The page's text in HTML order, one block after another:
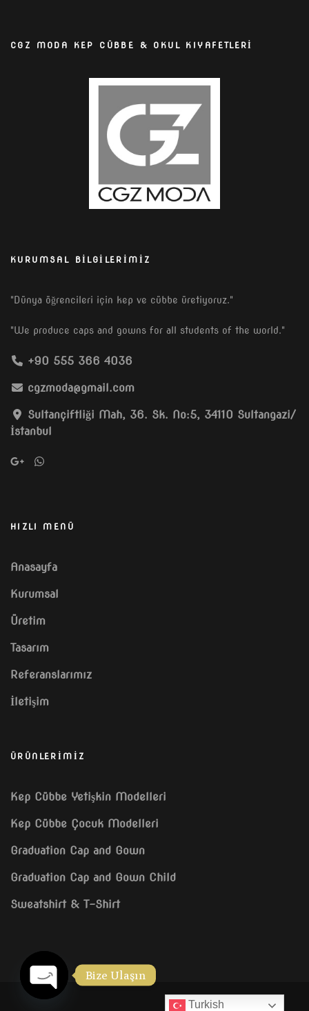
CGZ MODA KEP CÜBBE & OKUL KIYAFETLERİ
KURUMSAL BILGILERIMIZ
"Dünya öğrencileri için kep ve cübbe üretiyoruz."
"We produce caps and gowns for all students of the world."
+90 555 366 4036
cgzmoda@gmail.com
Sultançiftliği Mah, 36. Sk. No:5, 34110 Sultangazi/
İstanbul
HIZLI MENÜ
Anasayfa
Kurumsal
Üretim
Tasarım
Referanslarımız
İletişim
ÜRÜNLERİMİZ
Kep Cübbe Yetişkin Modelleri
Kep Cübbe Çocuk Modelleri
Graduation Cap and Gown
Graduation Cap and Gown Child
Sweatshirt & T-Shirt
Turkish
Bize Ulaşın